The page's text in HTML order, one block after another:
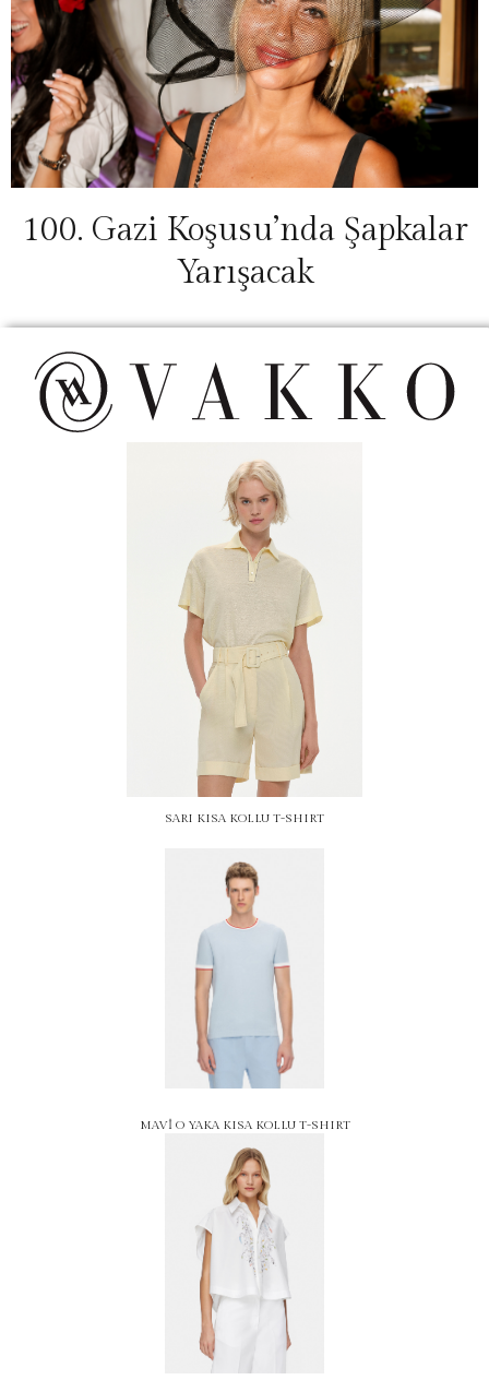
100. Gazi Koşusu’nda Şapkalar
Yarışacak
SARI KISA KOLLU T-SHIRT
MAVİ O YAKA KISA KOLLU T-SHIRT